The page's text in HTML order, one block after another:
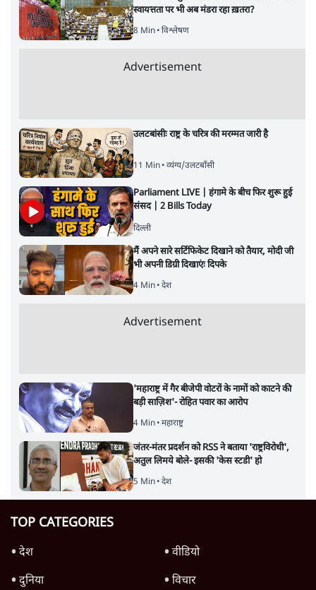
स्वायत्तता पर भी अब मंडरा रहा ख़तरा?
8 Min• विश्लेषण
Advertisement
उलटबांसीः राष्ट्र के चरित्र की मरम्मत जारी है
11 Min• व्यंग्य/उलटबाँसी
Parliament LIVE | हंगामे के बीच फिर शुरू हुई
संसद | 2 Bills Today
दिल्ली
मैं अपने सारे सर्टिफिकेट दिखाने को तैयार, मोदी जी
भी अपनी डिग्री दिखाएंः दिपके
4 Min• देश
Advertisement
'महाराष्ट्र में गैर बीजेपी वोटरों के नामों को काटने की
बड़ी साज़िश'- रोहित पवार का आरोप
4 Min• महाराष्ट्र
जंतर-मंतर प्रदर्शन को RSS ने बताया 'राष्ट्रविरोधी',
अतुल लिमये बोले- इसकी 'केस स्टडी' हो
5 Min• देश
TOP CATEGORIES
देश
वीडियो
दुनिया
विचार